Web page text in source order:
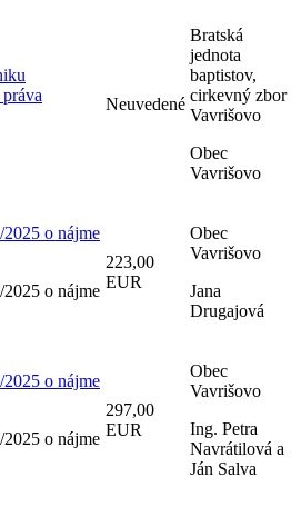
Neuvedené
Bratská
jednota
baptistov,
cirkevný zbor
Vavrišovo
Obec
Vavrišovo
o nájme
o nájme
223,00
EUR
Obec
Vavrišovo
Jana
Drugajová
o nájme
o nájme
297,00
EUR
Obec
Vavrišovo
Ing. Petra
Navrátilová a
Ján Salva